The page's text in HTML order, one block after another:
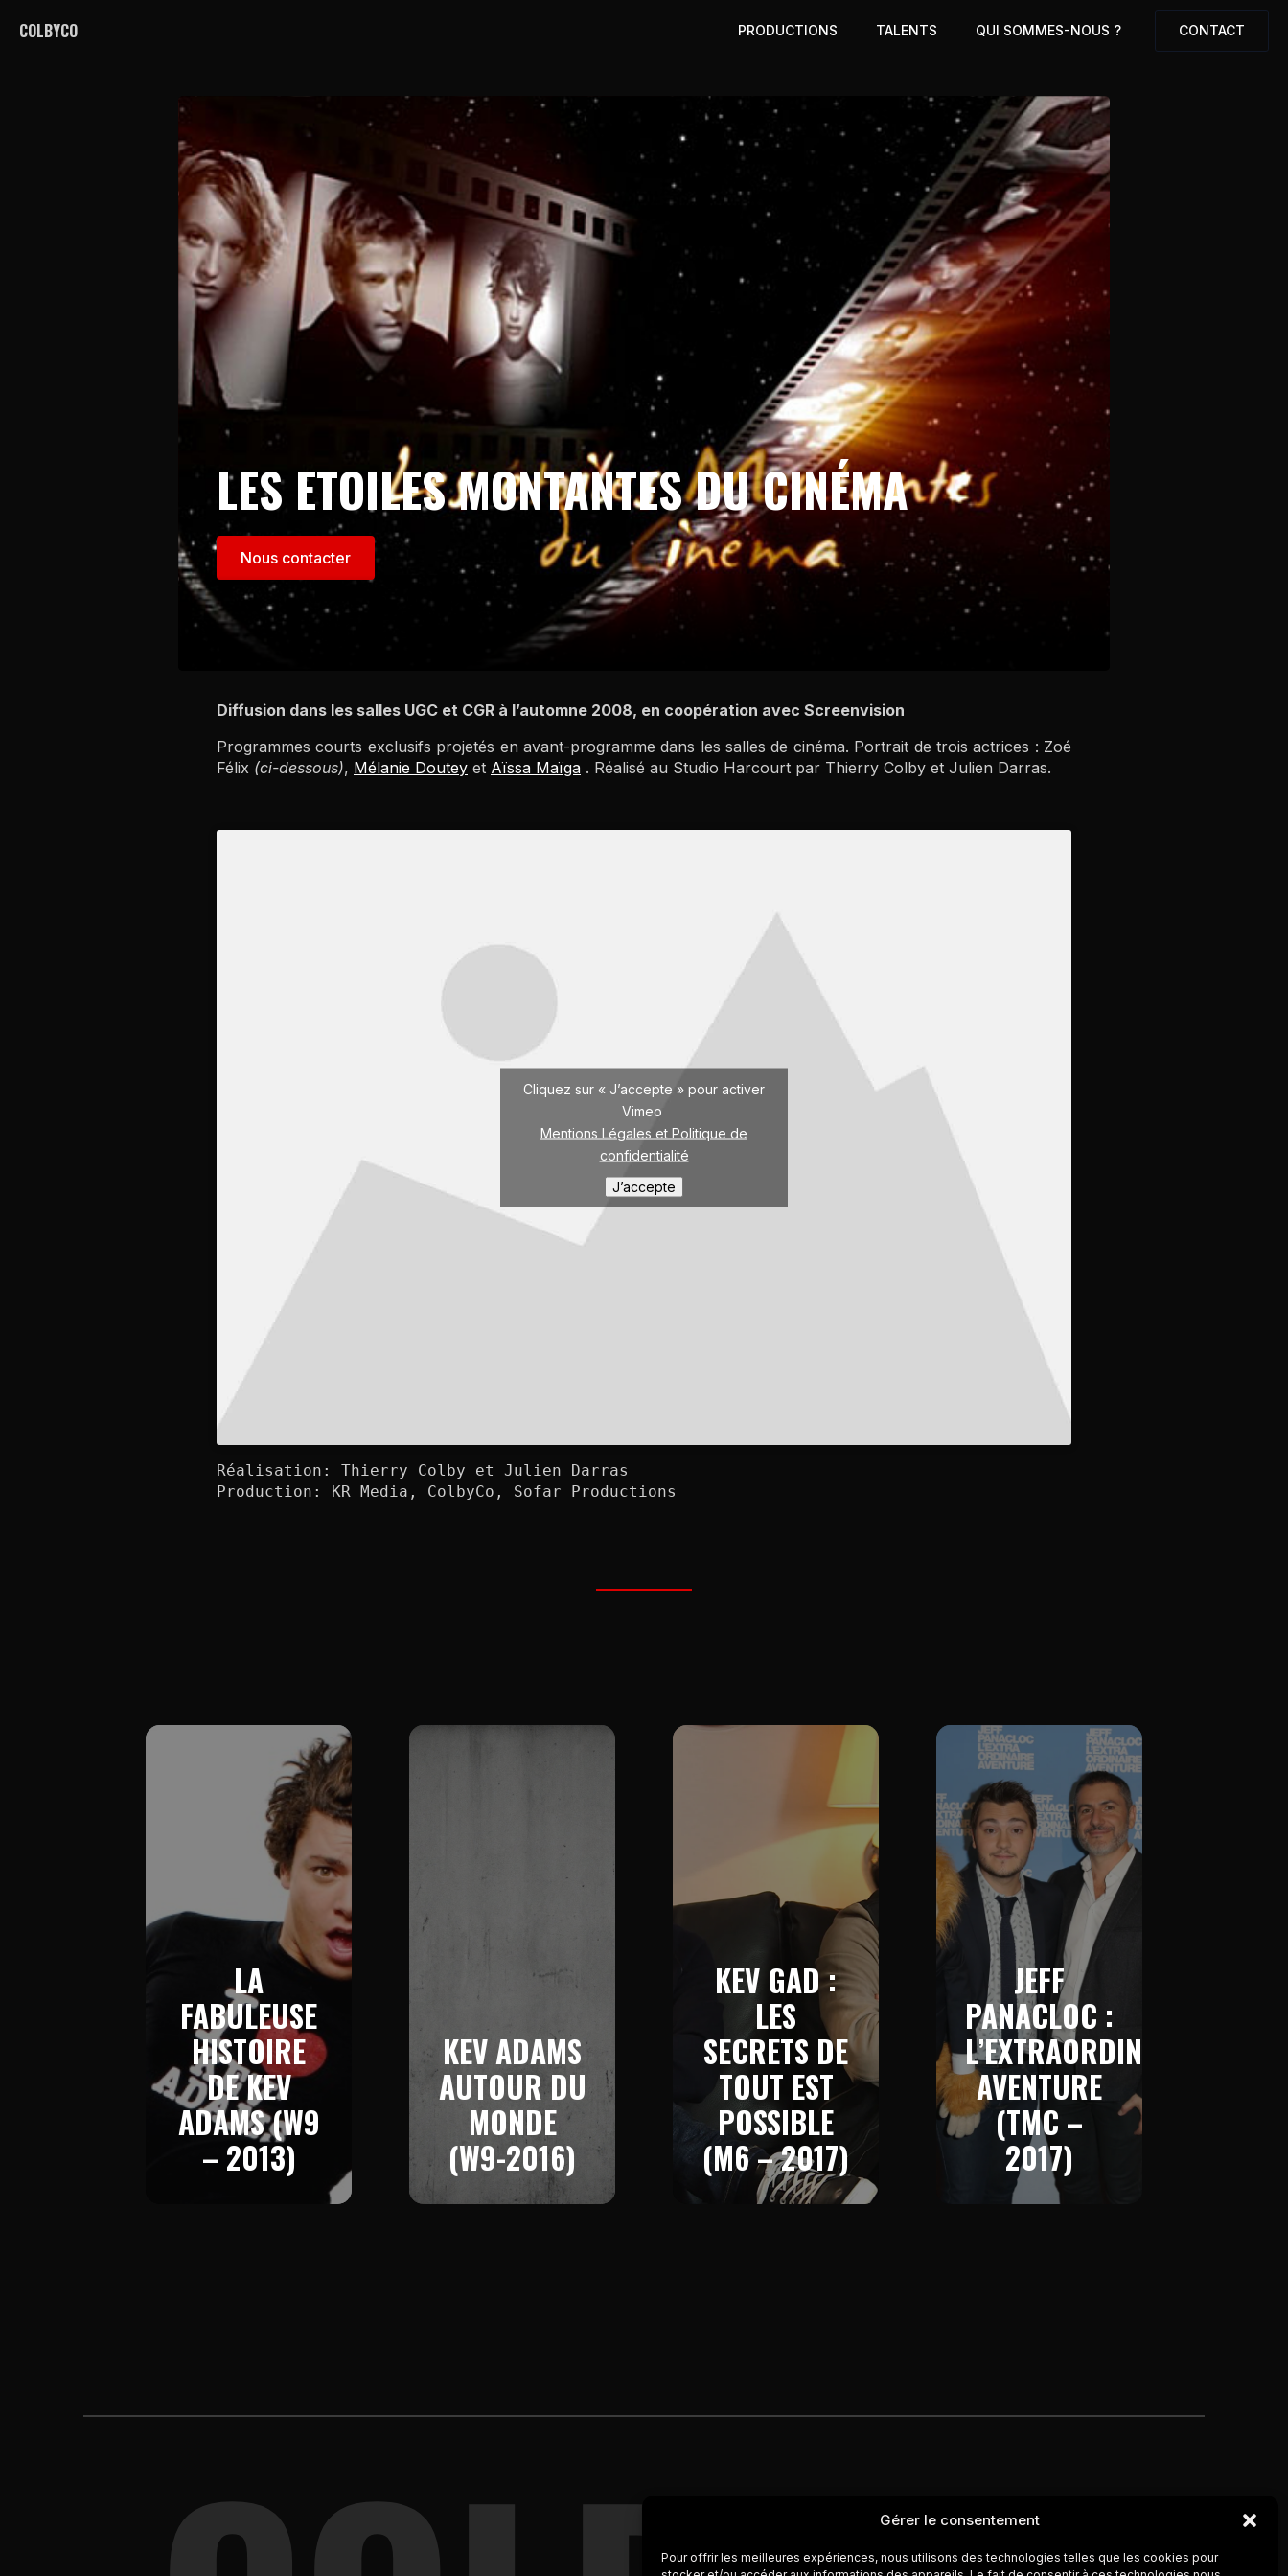
Gérer le consentement
Pour offrir les meilleures expériences, nous utilisons des technologies telles que les cookies pour
COLBYCO PRODUCTIONS TALENTS QUI SOMMES-NOUS ? CONTACT
LES ETOILES MONTANTES DU CINÉMA
Nous contacter
Diffusion dans les salles UGC et CGR à l’automne 2008, en coopération avec Screenvision
Programmes courts exclusifs projetés en avant-programme dans les salles de cinéma. Portrait de trois actrices : Zoé
Félix (ci-dessous), Mélanie Doutey et Aïssa Maïga . Réalisé au Studio Harcourt par Thierry Colby et Julien Darras.
Cliquez sur « J’accepte » pour activer
Vimeo
Mentions Légales et Politique de
confidentialité
J’accepte
Réalisation: Thierry Colby et Julien Darras
Production: KR Media, ColbyCo, Sofar Productions
LA
FABULEUSE
HISTOIRE
DE KEV
ADAMS (W9
– 2013)
KEV ADAMS
AUTOUR DU
MONDE
(W9-2016)
KEV GAD :
LES
SECRETS DE
TOUT EST
POSSIBLE
(M6 – 2017)
JEFF
PANACLOC :
L’EXTRAORDINAIRE
AVENTURE
(TMC –
2017)